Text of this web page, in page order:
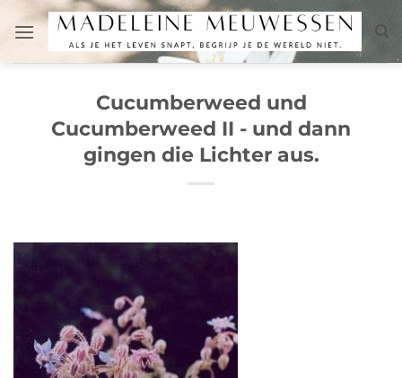
Inhalt
springen
Cucumberweed und
Cucumberweed II - und dann
gingen die Lichter aus.